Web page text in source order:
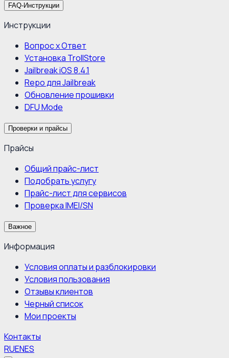
FAQ-Инструкции
Инструкции
Вопрос х Ответ
Установка TrollStore
Jailbreak iOS 8.4.1
Repo для Jailbreak
Обновление прошивки
DFU Mode
Проверки и прайсы
Прайсы
Общий прайс-лист
Подобрать услугу
Прайс-лист для сервисов
Проверка IMEI/SN
Важное
Информация
Условия оплаты и разблокировки
Условия пользования
Отзывы клиентов
Черный список
Мои проекты
Контакты
RUENES